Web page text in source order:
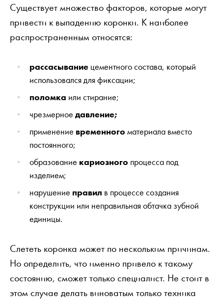
Существует множество факторов, которые могут
привести к выпадению коронки. К наиболее
распространенным относятся:
рассасывание цементного состава, который
использовался для фиксации;
поломка или стирание;
чрезмерное давление;
применение временного материала вместо
постоянного;
образование кариозного процесса под
изделием;
нарушение правил в процессе создания
конструкции или неправильная обтачка зубной
единицы.
Слететь коронка может по нескольким причинам.
Но определить, что именно привело к такому
состоянию, сможет только специалист. Не стоит в
этом случае делать виноватым только техника